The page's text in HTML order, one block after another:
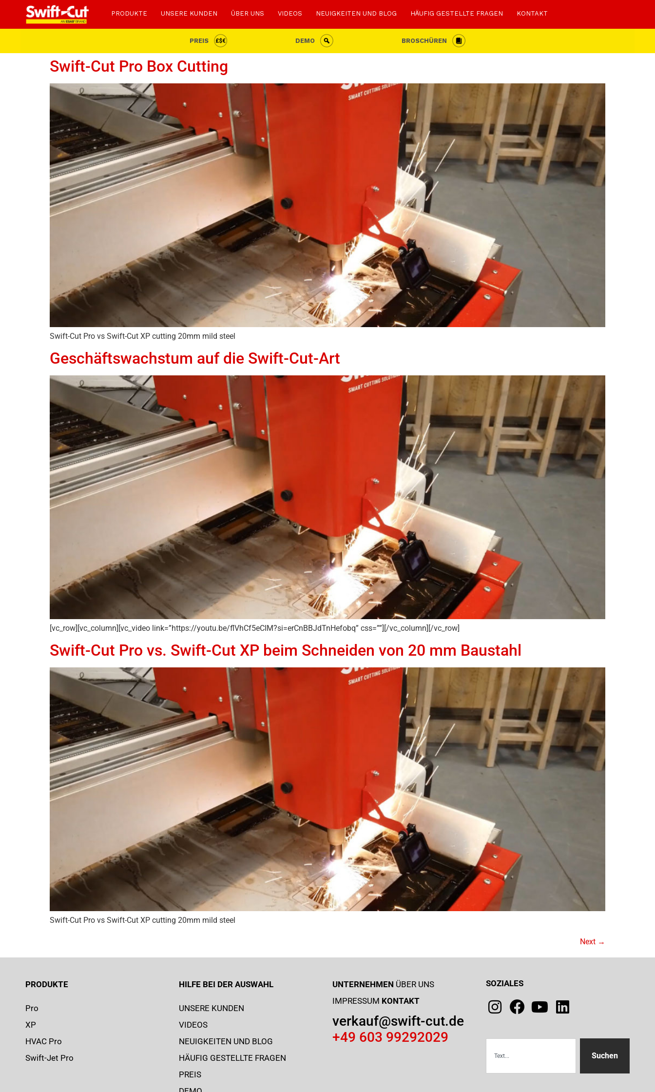
PRODUKTE UNSERE KUNDEN ÜBER UNS VIDEOS NEUIGKEITEN UND BLOG HÄUFIG GESTELLTE FRAGEN KONTAKT
PREIS DEMO BROSCHÜREN
Swift-Cut Pro Box Cutting
Swift-Cut Pro vs Swift-Cut XP cutting 20mm mild steel
Geschäftswachstum auf die Swift-Cut-Art
[vc_row][vc_column][vc_video link=”https://youtu.be/flVhCf5eCIM?si=erCnBBJdTnHefobq” css=””][/vc_column][/vc_row]
Swift-Cut Pro vs. Swift-Cut XP beim Schneiden von 20 mm Baustahl
Swift-Cut Pro vs Swift-Cut XP cutting 20mm mild steel
Next →
PRODUKTE
Pro
XP
HVAC Pro
Swift-Jet Pro
HILFE BEI DER AUSWAHL
UNSERE KUNDEN
VIDEOS
NEUIGKEITEN UND BLOG
HÄUFIG GESTELLTE FRAGEN
PREIS
UNTERNEHMEN ÜBER UNS
IMPRESSUM KONTAKT
verkauf@swift-cut.de
+49 603 99292029
SOZIALES
Suchen